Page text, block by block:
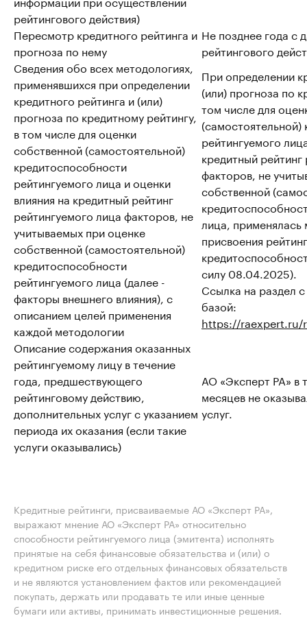
рейтингового действия)
Пересмотр кредитного рейтинга и
прогноза по нему
Не позднее года с
рейтингового
Сведения обо всех методологиях,
применявшихся при определении
кредитного рейтинга и (или)
прогноза по кредитному рейтингу,
в том числе для оценки
собственной (самостоятельной)
кредитоспособности
рейтингуемого лица и оценки
влияния на кредитный рейтинг
рейтингуемого лица факторов, не
учитываемых при оценке
собственной (самостоятельной)
кредитоспособности
рейтингуемого лица (далее -
факторы внешнего влияния), с
описанием целей применения
каждой методологии
При определении
(или) прогноза по
том числе для
рейтингуемого
кредитный
факторов, не
собственной
лица, применялась
присвоения
силу 08.04.2025).
Ссылка на раздел
базой:
https://
Описание содержания оказанных
рейтингуемому лицу в течение
года, предшествующего
рейтинговому действию,
дополнительных услуг с указанием
периода их оказания (если такие
услуги оказывались)
АО «Эксперт РА» в
месяцев не
услуг.
Кредитные рейтинги, присваиваемые АО «Эксперт РА»,
выражают мнение АО «Эксперт РА» относительно
способности рейтингуемого лица (эмитента) исполнять
принятые на себя финансовые обязательства и (или) о
кредитном риске его отдельных финансовых обязательств
и не являются установлением фактов или рекомендацией
покупать, держать или продавать те или иные ценные
бумаги или активы, принимать инвестиционные решения.